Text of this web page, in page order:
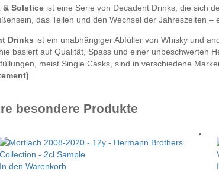
& Solstice ist eine Serie von Decadent Drinks, die sich
das Teilen und den Wechsel der Jahreszeiten –
Drinks ist ein unabhängiger Abfüller von Whisky und
basiert auf Qualität, Spass und einer unbeschwerten
meist Single Casks, sind in verschiedene
besondere Produkte
In den Warenkorb